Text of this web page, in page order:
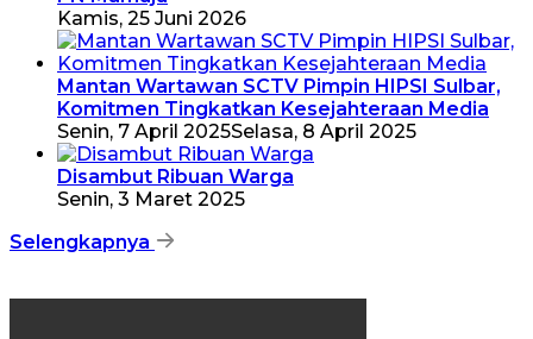
Kamis, 25 Juni 2026
Mantan Wartawan SCTV Pimpin HIPSI Sulbar,
Komitmen Tingkatkan Kesejahteraan Media
Senin, 7 April 2025Selasa, 8 April 2025
Disambut Ribuan Warga
Senin, 3 Maret 2025
Selengkapnya